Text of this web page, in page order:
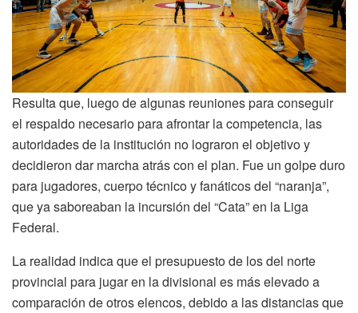
Resulta que, luego de algunas reuniones para conseguir
el respaldo necesario para afrontar la competencia, las
autoridades de la institución no lograron el objetivo y
decidieron dar marcha atrás con el plan. Fue un golpe duro
para jugadores, cuerpo técnico y fanáticos del “naranja”,
que ya saboreaban la incursión del “Cata” en la Liga
Federal.
La realidad indica que el presupuesto de los del norte
provincial para jugar en la divisional es más elevado a
comparación de otros elencos, debido a las distancias que